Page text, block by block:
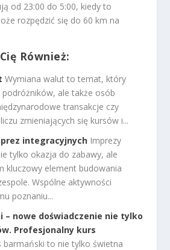
od 23:00 do 5:00, kiedy to
rozpędzić się do 60 km na
Również:
Wymiana walut to temat, który
ale także osób
transakcje czy
zmieniających się kursów i...
integracyjnych Imprezy
tylko okazja do zabawy, ale
kluczowy element budowania
Wspólne aktywności
poznaniu...
– nowe doświadczenie nie tylko
Profesjonalny kurs
barmański to nie tylko świetna